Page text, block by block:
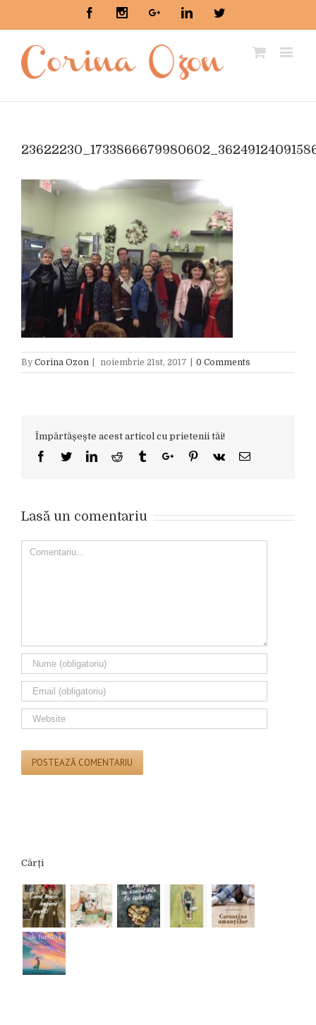
FacebookInstagramGoogle+LinkedinTwitter
By Corina Ozon noiembrie 21st, 2017 0 Comments
Împărtășește acest articol cu prietenii tăi!
Facebook
TwitterLinkedinReddit TumblrGoogle+Pinterest
Vk Email
Lasă un comentariu
Comment
Cărți